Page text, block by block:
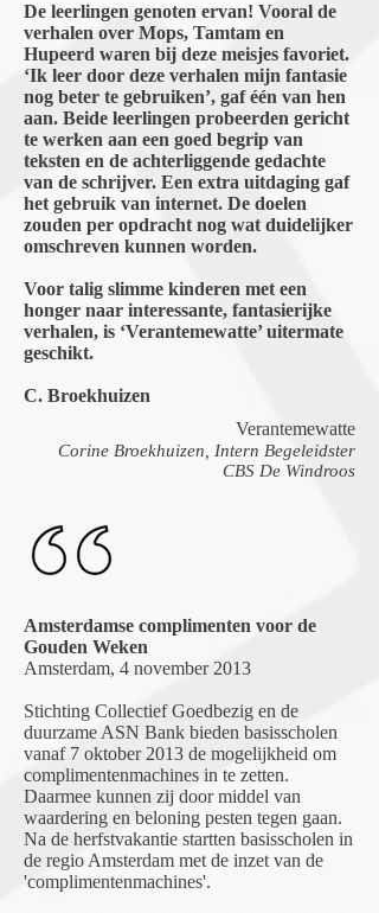
De leerlingen genoten ervan! Vooral de
verhalen over Mops, Tamtam en
Hupeerd waren bij deze meisjes favoriet.
‘Ik leer door deze verhalen mijn fantasie
nog beter te gebruiken’, gaf één van hen
aan. Beide leerlingen probeerden gericht
te werken aan een goed begrip van
teksten en de achterliggende gedachte
van de schrijver. Een extra uitdaging gaf
het gebruik van internet. De doelen
zouden per opdracht nog wat duidelijker
omschreven kunnen worden.
Voor talig slimme kinderen met een
honger naar interessante, fantasierijke
verhalen, is ‘Verantemewatte’ uitermate
geschikt.
C. Broekhuizen
Verantemewatte
Corine Broekhuizen, Intern Begeleidster
CBS De Windroos
Amsterdamse complimenten voor de
Gouden Weken
Amsterdam, 4 november 2013
Stichting Collectief Goedbezig en de
duurzame ASN Bank bieden basisscholen
vanaf 7 oktober 2013 de mogelijkheid om
complimentenmachines in te zetten.
Daarmee kunnen zij door middel van
waardering en beloning pesten tegen gaan.
Na de herfstvakantie startten basisscholen in
de regio Amsterdam met de inzet van de
'complimentenmachines'.